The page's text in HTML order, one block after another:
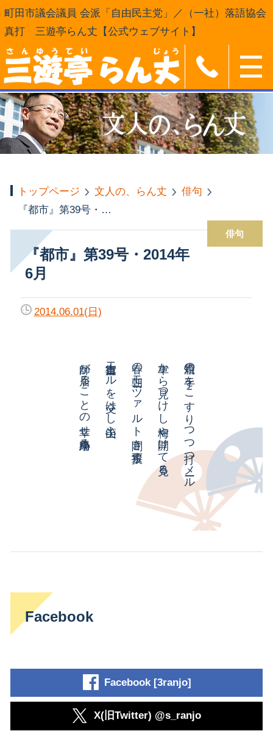
町田市議会議員 会派「自由民主党」／（一社）落語協会
真打 三遊亭らん丈【公式ウェブサイト】
トップページ 文人の、らん丈
俳句
『都市』第39号・2014年6月
『都市』第39号・2014年
6月
俳句
2014.06.01(日)
霜焼の手をこすりつつ打つメール
車から見つけし梅や開けて見る
春の朝モーツァルト聞き投票す
街宣車エールを交はし山笑ふ
師が居ることの幸せ小鳥帰る
Facebook
Facebook [3ranjo]
X(旧Twitter) @s_ranjo